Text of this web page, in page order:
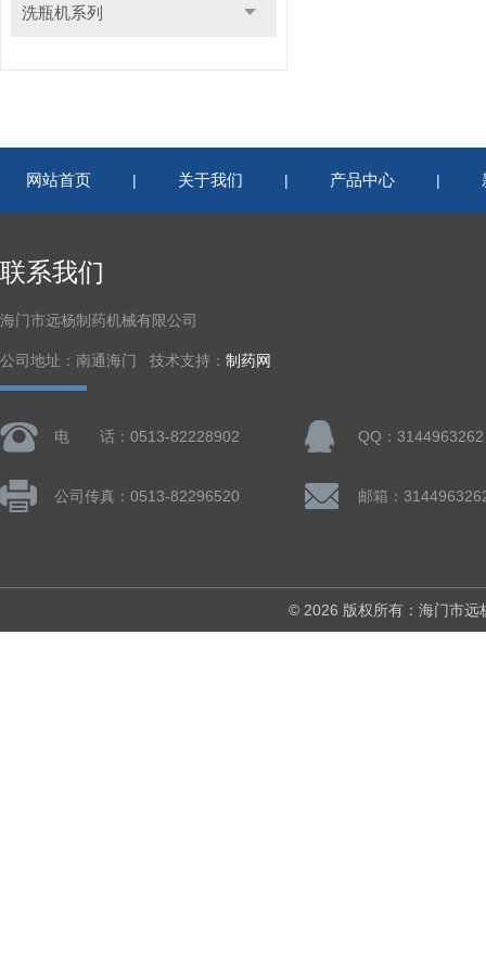
洗瓶机系列
网站首页 | 关于我们 | 产品中心 |
联系我们
海门市远杨制药机械有限公司
公司地址：南通海门 技术支持： 制药网
电 话：0513-82228902 QQ：3144963262
公司传真：0513-82296520 邮箱：
© 2026 版权所有：海门市